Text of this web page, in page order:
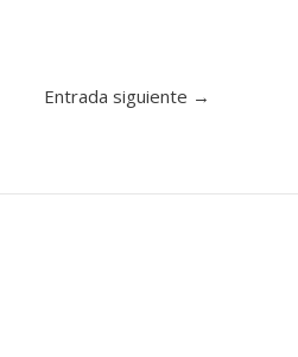
Entrada siguiente →